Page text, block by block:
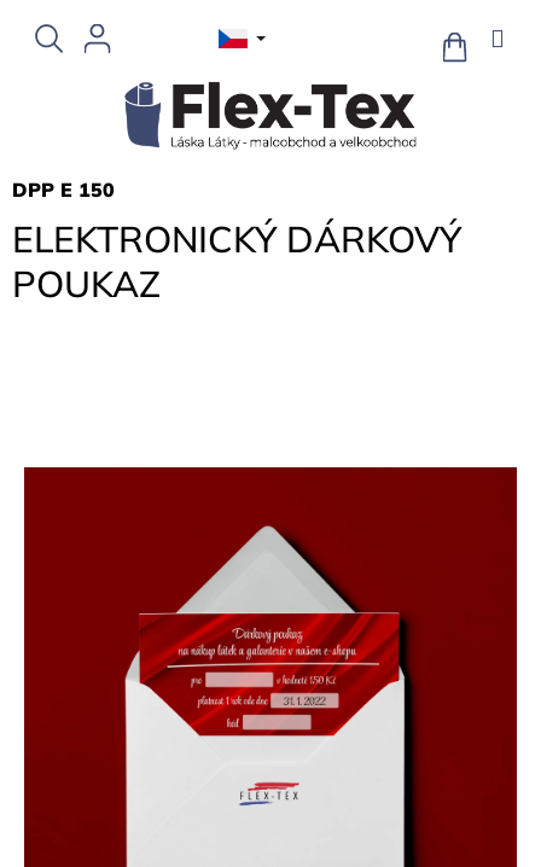
obsah
NÁKUPNÍ
KOŠÍK
ELEKTRONICKÝ DÁRKOVÝ
POUKAZ
DPP E 150